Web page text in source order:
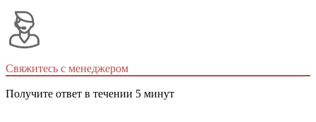
Свяжитесь с менеджером
Получите ответ в течении 5 минут